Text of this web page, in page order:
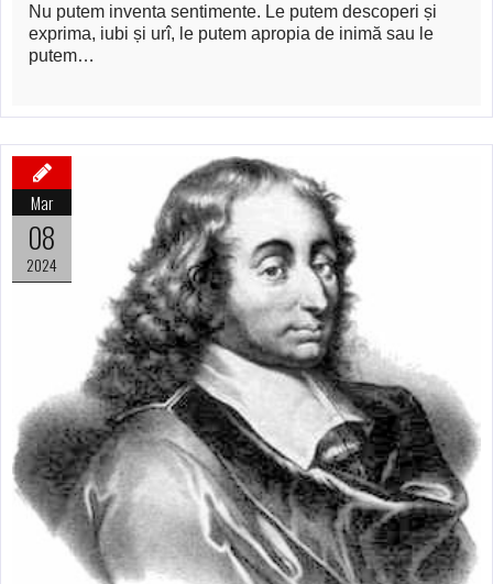
Nu putem inventa sentimente. Le putem descoperi și
exprima, iubi și urî, le putem apropia de inimă sau le
putem…
Mar
08
2024